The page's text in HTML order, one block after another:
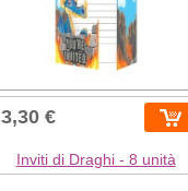
3,30 €
Inviti di Draghi - 8 unità